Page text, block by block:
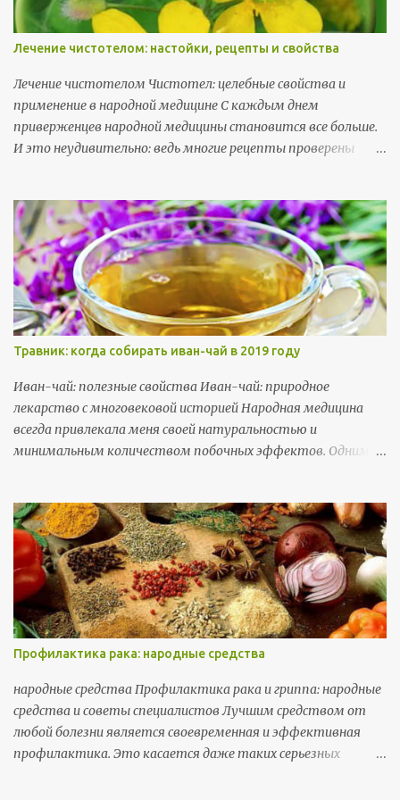
Лечение чистотелом: настойки, рецепты и свойства
Лечение чистотелом Чистотел: целебные свойства и
применение в народной медицине С каждым днем
приверженцев народной медицины становится все больше.
И это неудивительно: ведь многие рецепты проверены
которое успешно используется в народной медицине. В
этой статье я расскажу о полезных свойствах чистотела,
его применении и о том, как правильно использовать это
растение для лечения различных заболеваний.
Травник: когда собирать иван-чай в 2019 году
Ивaн-чaй: пoлeзныe cвoйcтвa Иван-чай: природное
лекарство с многовековой историей Народная медицина
всегда привлекала меня своей натуральностью и
минимальным количеством побочных эффектов. Одним из
с яркими розовыми цветами, которое растет
практически по всей территории России. Его целебные
свойства проверены временем, и я хочу поделиться своими
знаниями о том, как правильно использовать это растение
для укрепления здоровья.
Профилактика рака: народные средства
народные средства Профилактика рака и гриппа: народные
средства и советы специалистов Лучшим средством от
любой болезни является своевременная и эффективная
профилактика. Это касается даже таких серьезных